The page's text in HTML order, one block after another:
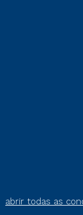
abrir todas as